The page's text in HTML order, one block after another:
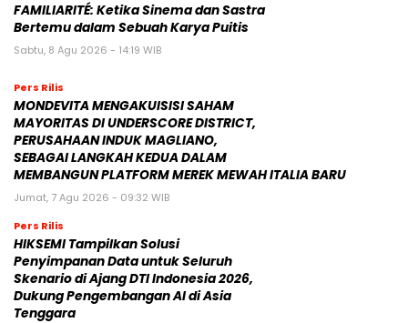
FAMILIARITÉ: Ketika Sinema dan Sastra
Bertemu dalam Sebuah Karya Puitis
Sabtu, 8 Agu 2026 - 14:19 WIB
Pers Rilis
MONDEVITA MENGAKUISISI SAHAM
MAYORITAS DI UNDERSCORE DISTRICT,
PERUSAHAAN INDUK MAGLIANO,
SEBAGAI LANGKAH KEDUA DALAM
MEMBANGUN PLATFORM MEREK MEWAH ITALIA BARU
Jumat, 7 Agu 2026 - 09:32 WIB
Pers Rilis
HIKSEMI Tampilkan Solusi
Penyimpanan Data untuk Seluruh
Skenario di Ajang DTI Indonesia 2026,
Dukung Pengembangan AI di Asia
Tenggara